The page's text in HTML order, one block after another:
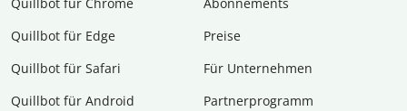
Quillbot für Edge
Quillbot für Safari
Quillbot für Android
Preise
Für Unternehmen
Partnerprogramm